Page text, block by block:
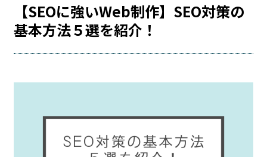
【SEOに強いWeb制作】SEO対策の
基本方法５選を紹介！